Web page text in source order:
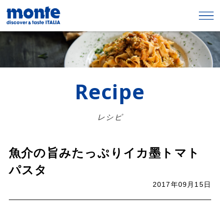
Recipe
レシピ
魚介の旨みたっぷりイカ墨トマト
パスタ
2017年09月15日